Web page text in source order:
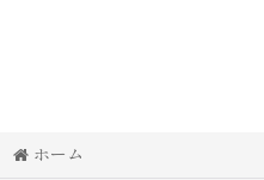
ホーム